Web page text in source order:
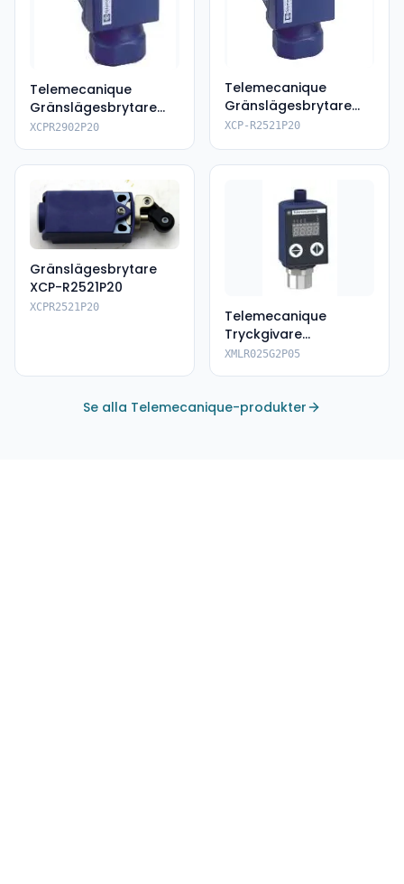
Telemecanique
Gränslägesbrytare
XCPR2902P20
XCPR2902P20
Telemecanique
Gränslägesbrytare
XCPR2521P20
XCP-R2521P20
Gränslägesbrytare
XCP-R2521P20
XCPR2521P20
Telemecanique
Tryckgivare
XMLR025G2P05
XMLR025G2P05
Se alla Telemecanique-produkter